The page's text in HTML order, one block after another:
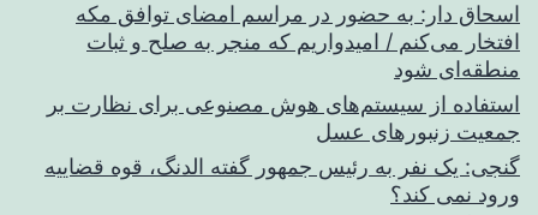
اسحاق‌ دار: به حضور در مراسم امضای توافق مکه
افتخار می‌کنم / امیدواریم که منجر به صلح و ثبات
منطقه‌ای شود
استفاده از سیستم‌های هوش مصنوعی برای نظارت بر
جمعیت زنبورهای عسل
گنجی: یک نفر به رئیس جمهور گفته الدنگ، قوه قضاییه
ورود نمی کند؟